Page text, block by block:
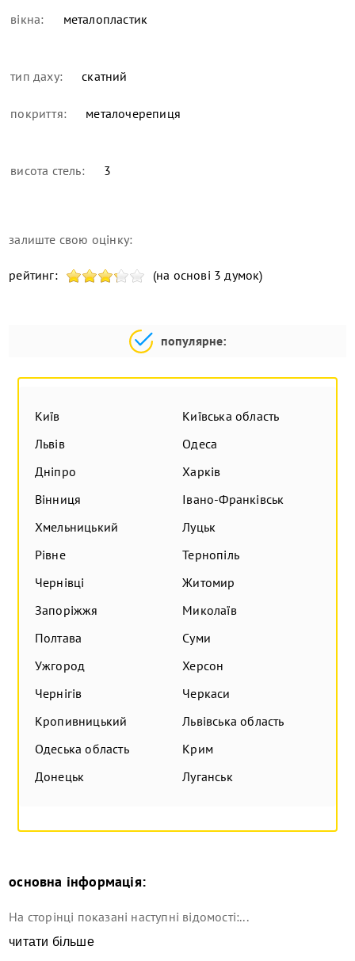
вікна: металопластик
тип даху: скатний
покриття: металочерепиця
висота стель: 3
залиште свою оцінку:
рейтинг: (на основі 3 думок)
популярне:
Київ
Київська область
Львів
Одеса
Дніпро
Харків
Вінниця
Івано-Франківськ
Хмельницький
Луцьк
Рівне
Тернопіль
Чернівці
Житомир
Запоріжжя
Миколаїв
Полтава
Суми
Ужгород
Херсон
Чернігів
Черкаси
Кропивницький
Львівська область
Одеська область
Крим
Донецьк
Луганськ
основна інформація:
На сторінці показані наступні відомості:...
читати більше